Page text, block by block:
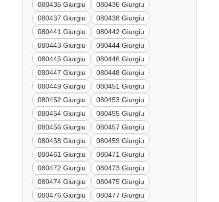
080435 Giurgiu
080436 Giurgiu
080437 Giurgiu
080438 Giurgiu
080441 Giurgiu
080442 Giurgiu
080443 Giurgiu
080444 Giurgiu
080445 Giurgiu
080446 Giurgiu
080447 Giurgiu
080448 Giurgiu
080449 Giurgiu
080451 Giurgiu
080452 Giurgiu
080453 Giurgiu
080454 Giurgiu
080455 Giurgiu
080456 Giurgiu
080457 Giurgiu
080458 Giurgiu
080459 Giurgiu
080461 Giurgiu
080471 Giurgiu
080472 Giurgiu
080473 Giurgiu
080474 Giurgiu
080475 Giurgiu
080476 Giurgiu
080477 Giurgiu